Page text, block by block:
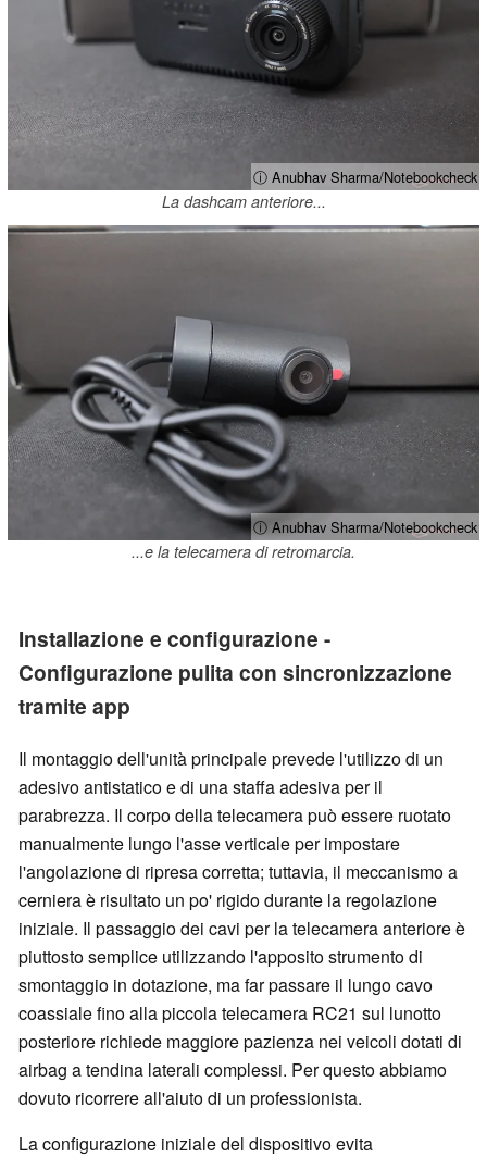
ⓘ Anubhav Sharma/Notebookcheck
La dashcam anteriore...
ⓘ Anubhav Sharma/Notebookcheck
...e la telecamera di retromarcia.
Installazione e configurazione -
Configurazione pulita con sincronizzazione
tramite app
Il montaggio dell'unità principale prevede l'utilizzo di un
adesivo antistatico e di una staffa adesiva per il
parabrezza. Il corpo della telecamera può essere ruotato
manualmente lungo l'asse verticale per impostare
l'angolazione di ripresa corretta; tuttavia, il meccanismo a
cerniera è risultato un po' rigido durante la regolazione
iniziale. Il passaggio dei cavi per la telecamera anteriore è
piuttosto semplice utilizzando l'apposito strumento di
smontaggio in dotazione, ma far passare il lungo cavo
coassiale fino alla piccola telecamera RC21 sul lunotto
posteriore richiede maggiore pazienza nei veicoli dotati di
airbag a tendina laterali complessi. Per questo abbiamo
dovuto ricorrere all'aiuto di un professionista.
La configurazione iniziale del dispositivo evita